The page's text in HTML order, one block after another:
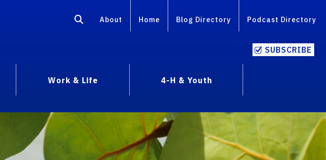
About Home Blog Directory Podcast Directory
SUBSCRIBE
Work & Life
4-H & Youth